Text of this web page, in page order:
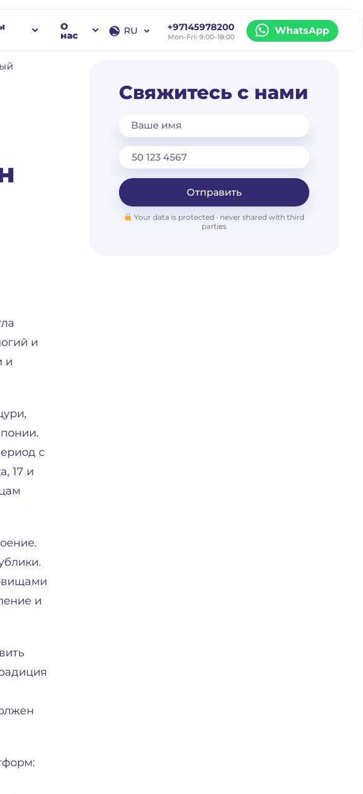
О
нас RU +97145978200
Mon–Fri: 9:00–18:00
WhatsApp
и
и
с
17 и
и
Свяжитесь с нами
Ваше имя
Отправить
Your data is protected · never shared with third
parties